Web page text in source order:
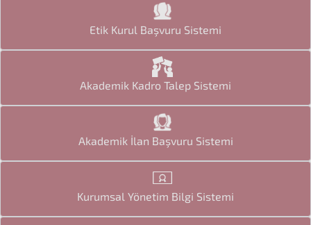
Etik Kurul Başvuru Sistemi
Akademik Kadro Talep Sistemi
Akademik İlan Başvuru Sistemi
Kurumsal Yönetim Bilgi Sistemi